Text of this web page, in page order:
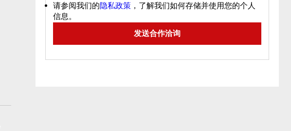
请参阅我们的隐私政策 ，了解我们如何存储并使用您的个人
信息。